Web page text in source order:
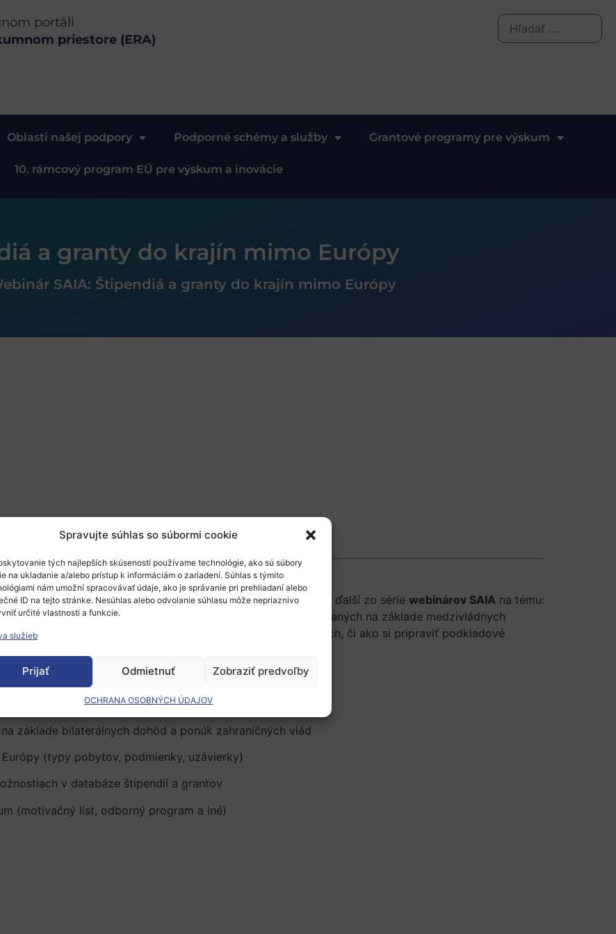
Spravujte súhlas so súbormi cookie
tých najlepších skúseností používame technológie, ako sú súbory
na ukladanie a/alebo prístup k informáciám o zariadení. Súhlas s týmito
nám umožní spracovávať údaje, ako je správanie pri prehliadaní alebo
ID na tejto stránke. Nesúhlas alebo odvolanie súhlasu môže nepriaznivo
určité vlastnosti a funkcie.
služieb
Prijať Odmietnuť Zobraziť predvoľby
OCHRANA OSOBNÝCH ÚDAJOV
portáli
priestore (ERA)
Oblasti našej podpory Podporné schémy a služby Grantové programy pre výskum
10. rámcový program EÚ pre výskum a inovácie
a granty do krajín mimo Európy
SAIA: Štipendiá a granty do krajín mimo Európy
VŠ, pedagogickí a vedeckí pracovníci, pozývame Vás na ďalší zo série webinárov SAIA na tému:
Európy. Na webinári sa dozviete viac o štipendiách poskytovaných na základe medzivládnych
poradíme ako vyhľadávať informácie o štipendijných ponukách, či ako si pripraviť podkladové
základe bilaterálnych dohôd a ponúk zahraničných vlád
(typy pobytov, podmienky, uzávierky)
v databáze štipendií a grantov
(motivačný list, odborný program a iné)